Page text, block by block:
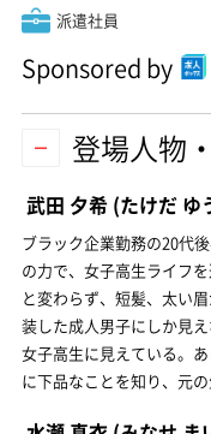
派遣社員
Sponsored by
登場人物
武田 夕希 (たけだ ゆ
ブラック企業勤務の20代
の力で、女子高生ライフ
と変わらず、短髪、太い
装した成人男子にしか見
女子高生に見えている。
に下品なことを知り、元